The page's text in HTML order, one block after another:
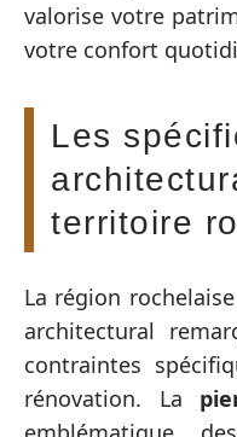
valorise votre
votre confort
Les
territoire
La région
architectural
contraintes
rénovation. La